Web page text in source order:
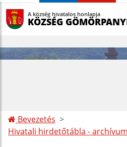
A község hivatalos honlapja
KÖZSÉG
Bevezetés
Hivatali hirdetőtábla - archívum